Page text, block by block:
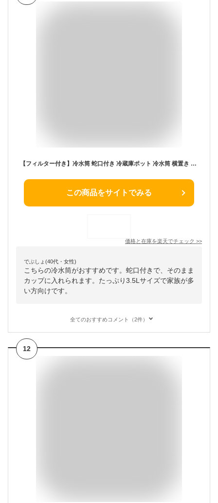
【フィルター付き】冷水筒 蛇口付き 冷蔵庫ポット 冷水筒 横置き 3.5L 大容量 水筒 冷水ポット 冷たいやかん ドリンクサーバー 耐冷 麦茶ポット 飲料水 飲料水バケット ジャグ ポット 冷蔵庫に入れる 一人暮らし DIY ギフト 熱中症対策 家庭用 送料無料
この商品をサイトでみる
価格と在庫を楽天でチェック >>
でぶしょ(40代・女性)
こちらの冷水筒がおすすめです。蛇口付きで、そのまま
カップに入れられます。たっぷり3.5Lサイズで家族が多
い方向けです。
全てのおすすめコメント（2件）
12